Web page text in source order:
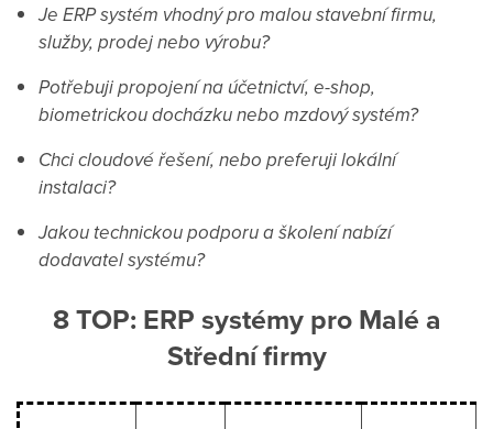
Je ERP systém vhodný pro malou stavební firmu,
služby, prodej nebo výrobu?
Potřebuji propojení na účetnictví, e-shop,
biometrickou docházku nebo mzdový systém?
Chci cloudové řešení, nebo preferuji lokální
instalaci?
Jakou technickou podporu a školení nabízí
dodavatel systému?
8 TOP: ERP systémy pro Malé a
Střední firmy